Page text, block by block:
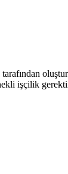
işçilik